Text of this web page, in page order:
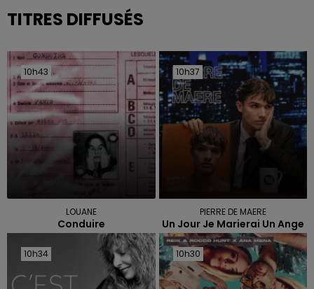
TITRES DIFFUSÉS
10h43
10h43
LOUANE
Conduire
10h37
10h37
PIERRE DE MAERE
Un Jour Je Marierai Un Ange
10h34
10h34 10h30
10h30